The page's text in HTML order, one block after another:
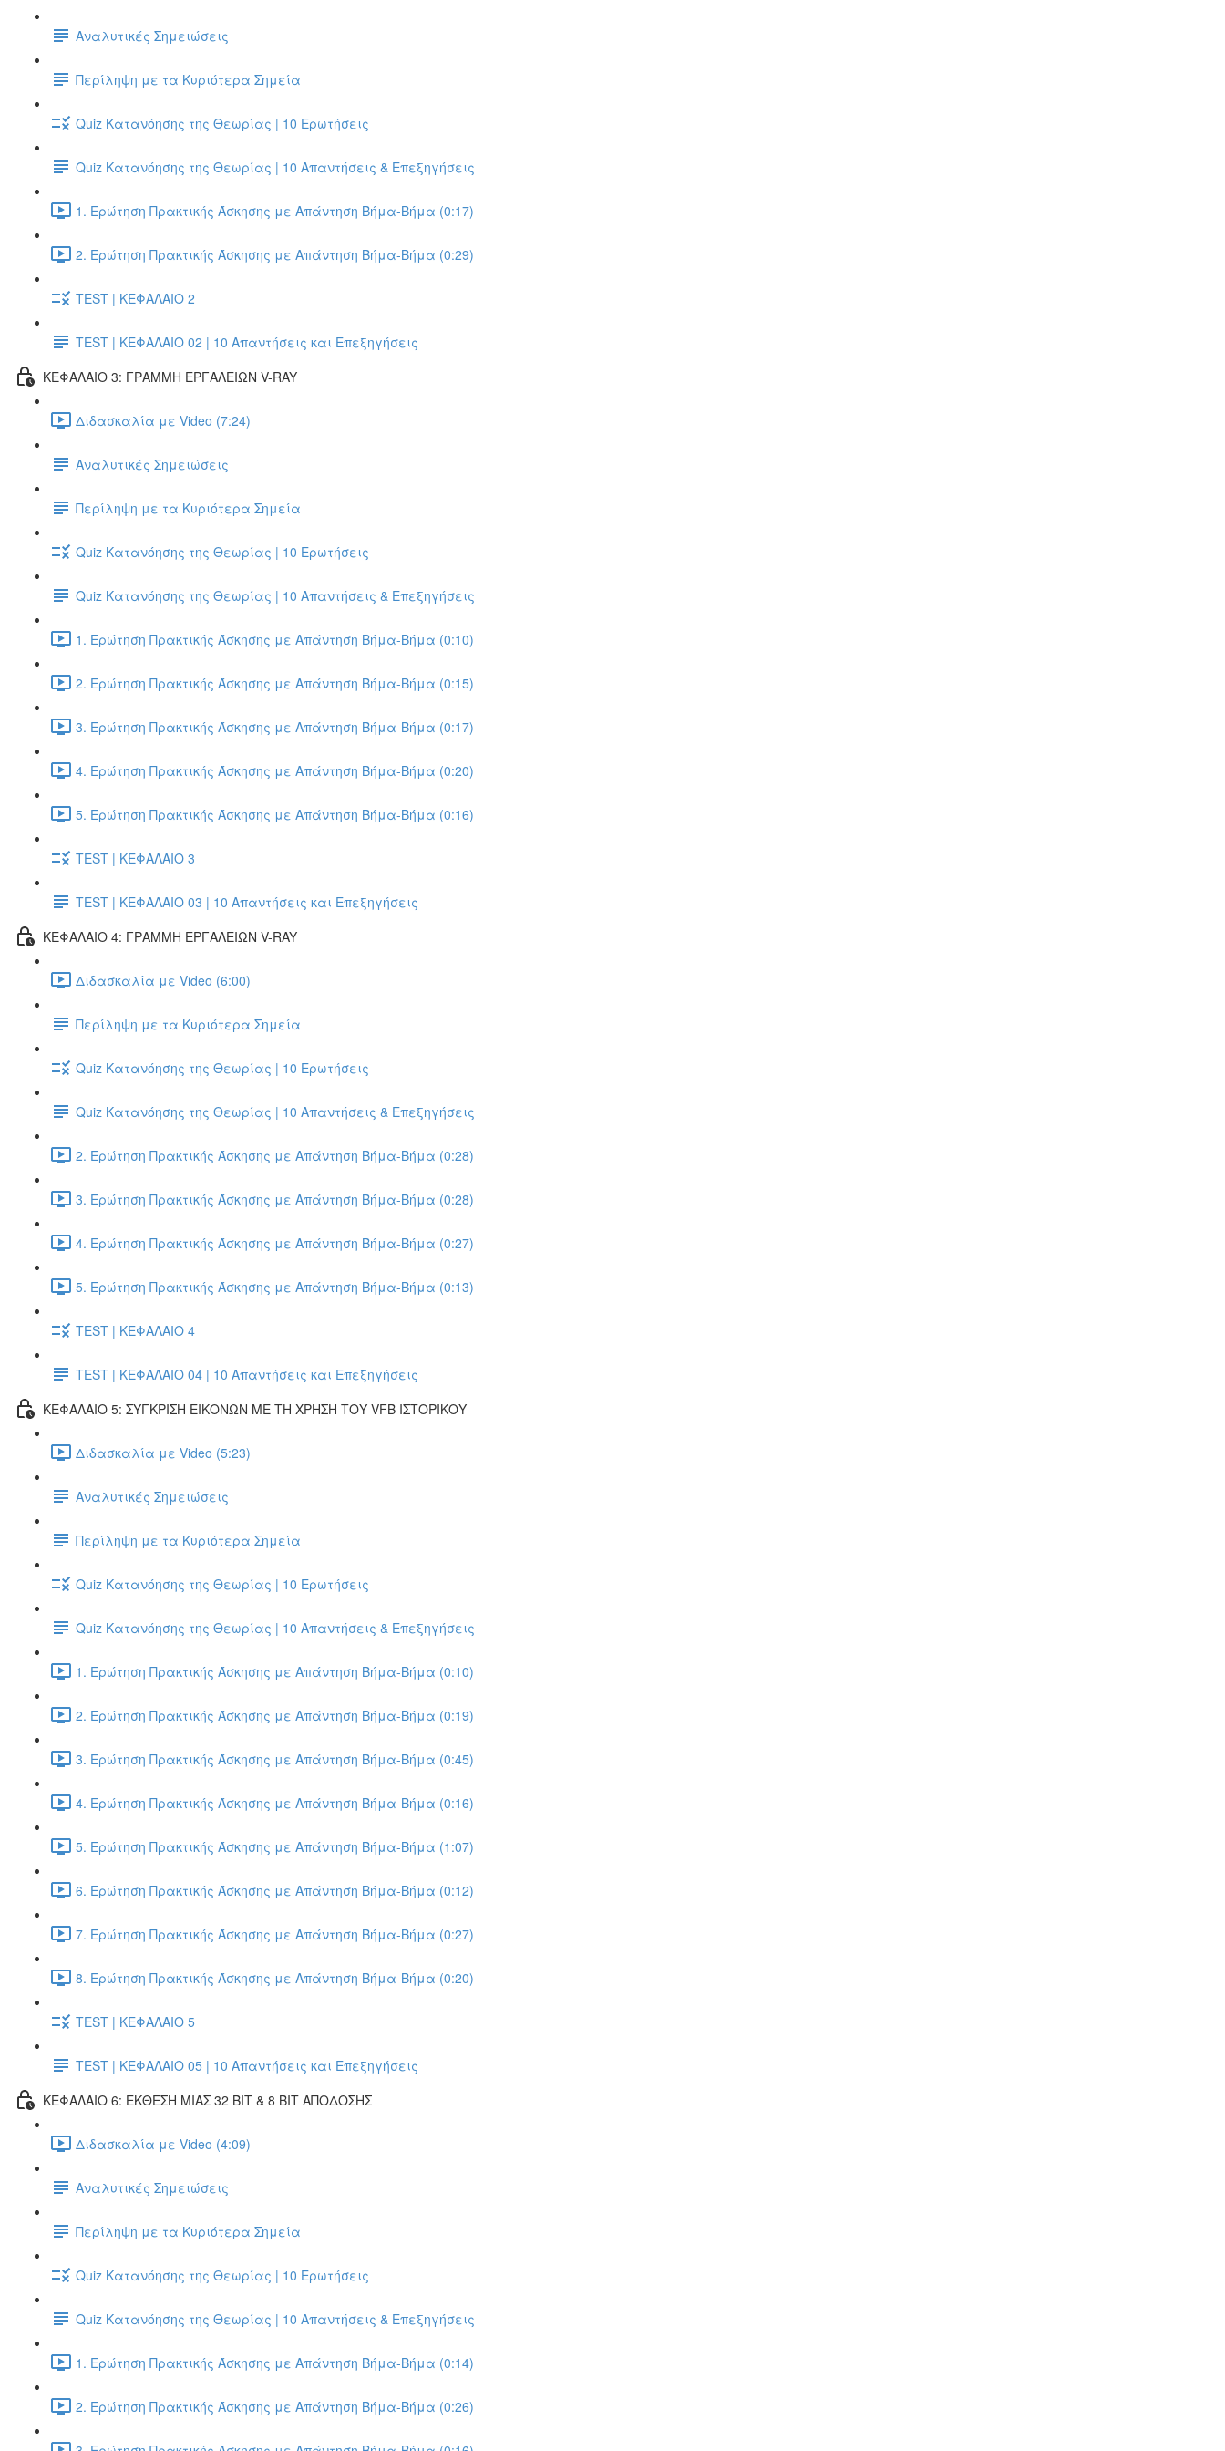
Αναλυτικές Σημειώσεις
Περίληψη με τα Κυριότερα Σημεία
Quiz Κατανόησης της Θεωρίας | 10 Ερωτήσεις
Quiz Κατανόησης της Θεωρίας | 10 Απαντήσεις & Επεξηγήσεις
1. Ερώτηση Πρακτικής Άσκησης με Απάντηση Βήμα-Βήμα (0:17)
2. Ερώτηση Πρακτικής Άσκησης με Απάντηση Βήμα-Βήμα (0:29)
TEST | ΚΕΦΑΛΑΙΟ 2
TEST | ΚΕΦΑΛΑΙΟ 02 | 10 Απαντήσεις και Επεξηγήσεις
ΚΕΦΑΛΑΙΟ 3: ΓΡΑΜΜΗ ΕΡΓΑΛΕΙΩΝ V-RAY
Διδασκαλία με Video (7:24)
Αναλυτικές Σημειώσεις
Περίληψη με τα Κυριότερα Σημεία
Quiz Κατανόησης της Θεωρίας | 10 Ερωτήσεις
Quiz Κατανόησης της Θεωρίας | 10 Απαντήσεις & Επεξηγήσεις
1. Ερώτηση Πρακτικής Άσκησης με Απάντηση Βήμα-Βήμα (0:10)
2. Ερώτηση Πρακτικής Άσκησης με Απάντηση Βήμα-Βήμα (0:15)
3. Ερώτηση Πρακτικής Άσκησης με Απάντηση Βήμα-Βήμα (0:17)
4. Ερώτηση Πρακτικής Άσκησης με Απάντηση Βήμα-Βήμα (0:20)
5. Ερώτηση Πρακτικής Άσκησης με Απάντηση Βήμα-Βήμα (0:16)
TEST | ΚΕΦΑΛΑΙΟ 3
TEST | ΚΕΦΑΛΑΙΟ 03 | 10 Απαντήσεις και Επεξηγήσεις
ΚΕΦΑΛΑΙΟ 4: ΓΡΑΜΜΗ ΕΡΓΑΛΕΙΩΝ V-RAY
Διδασκαλία με Video (6:00)
Περίληψη με τα Κυριότερα Σημεία
Quiz Κατανόησης της Θεωρίας | 10 Ερωτήσεις
Quiz Κατανόησης της Θεωρίας | 10 Απαντήσεις & Επεξηγήσεις
2. Ερώτηση Πρακτικής Άσκησης με Απάντηση Βήμα-Βήμα (0:28)
3. Ερώτηση Πρακτικής Άσκησης με Απάντηση Βήμα-Βήμα (0:28)
4. Ερώτηση Πρακτικής Άσκησης με Απάντηση Βήμα-Βήμα (0:27)
5. Ερώτηση Πρακτικής Άσκησης με Απάντηση Βήμα-Βήμα (0:13)
TEST | ΚΕΦΑΛΑΙΟ 4
TEST | ΚΕΦΑΛΑΙΟ 04 | 10 Απαντήσεις και Επεξηγήσεις
ΚΕΦΑΛΑΙΟ 5: ΣΥΓΚΡΙΣΗ ΕΙΚΟΝΩΝ ΜΕ ΤΗ ΧΡΗΣΗ ΤΟΥ VFB ΙΣΤΟΡΙΚΟΥ
Διδασκαλία με Video (5:23)
Αναλυτικές Σημειώσεις
Περίληψη με τα Κυριότερα Σημεία
Quiz Κατανόησης της Θεωρίας | 10 Ερωτήσεις
Quiz Κατανόησης της Θεωρίας | 10 Απαντήσεις & Επεξηγήσεις
1. Ερώτηση Πρακτικής Άσκησης με Απάντηση Βήμα-Βήμα (0:10)
2. Ερώτηση Πρακτικής Άσκησης με Απάντηση Βήμα-Βήμα (0:19)
3. Ερώτηση Πρακτικής Άσκησης με Απάντηση Βήμα-Βήμα (0:45)
4. Ερώτηση Πρακτικής Άσκησης με Απάντηση Βήμα-Βήμα (0:16)
5. Ερώτηση Πρακτικής Άσκησης με Απάντηση Βήμα-Βήμα (1:07)
6. Ερώτηση Πρακτικής Άσκησης με Απάντηση Βήμα-Βήμα (0:12)
7. Ερώτηση Πρακτικής Άσκησης με Απάντηση Βήμα-Βήμα (0:27)
8. Ερώτηση Πρακτικής Άσκησης με Απάντηση Βήμα-Βήμα (0:20)
TEST | ΚΕΦΑΛΑΙΟ 5
TEST | ΚΕΦΑΛΑΙΟ 05 | 10 Απαντήσεις και Επεξηγήσεις
ΚΕΦΑΛΑΙΟ 6: ΕΚΘΕΣΗ ΜΙΑΣ 32 BIT & 8 BIT ΑΠΟΔΟΣΗΣ
Διδασκαλία με Video (4:09)
Αναλυτικές Σημειώσεις
Περίληψη με τα Κυριότερα Σημεία
Quiz Κατανόησης της Θεωρίας | 10 Ερωτήσεις
Quiz Κατανόησης της Θεωρίας | 10 Απαντήσεις & Επεξηγήσεις
1. Ερώτηση Πρακτικής Άσκησης με Απάντηση Βήμα-Βήμα (0:14)
2. Ερώτηση Πρακτικής Άσκησης με Απάντηση Βήμα-Βήμα (0:26)